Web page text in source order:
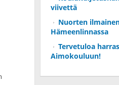
viivettä
Nuorten
Hämeenlinnassa
Tervetuloa
Aimokouluun!